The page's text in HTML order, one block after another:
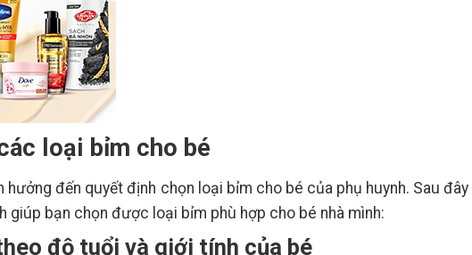
loại bỉm cho bé
hưởng đến quyết định chọn loại bỉm cho bé của phụ huynh. Sau đây
giúp bạn chọn được loại bỉm phù hợp cho bé nhà mình:
độ tuổi và giới tính của bé